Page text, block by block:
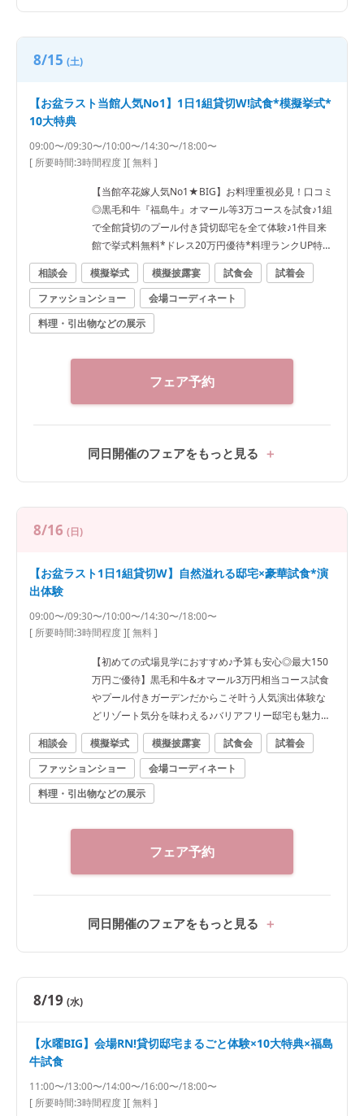
8/15 (土)
【お盆ラスト当館人気No1】1日1組貸切W!試食*模擬挙式*
10大特典
09:00〜/09:30〜/10:00〜/14:30〜/18:00〜
[ 所要時間:3時間程度][ 無料 ]
【当館卒花嫁人気No1★BIG】お料理重視必見！口コミ
◎黒毛和牛『福島牛』オマール等3万コースを試食♪1組
で全館貸切のプール付き貸切邸宅を全て体験♪1件目来
館で挙式料無料*ドレス20万円優待*料理ランクUP特典
♪ ●＼料理で選ばれてNo1★／福島県料理ランキング1
位★ゲストも大満足の料理を無料試食！3万相当福島牛
*オマール絶品コース試食★ ●郡山駅10分の好立地×非
日常感溢れるプール付き貸切一軒家で叶える完全プラ
イベートWをまるごと体験★ ・ガーデン演出体験★ド
●安心の相談会*実際に打合せを行っているプランナー
だから安心と好評★なんでもご質問ください★
相談会 模擬挙式 模擬披露宴 試食会
試着会
ファッションショー
会場コーディネート
料理・引出物などの展示
フェア予約
同日開催のフェアをもっと見る
8/16 (日)
【お盆ラスト1日1組貸切W】自然溢れる邸宅×豪華試食*演
出体験
09:00〜/09:30〜/10:00〜/14:30〜/18:00〜
[ 所要時間:3時間程度][ 無料 ]
【初めての式場見学におすすめ♪予算も安心◎最大150
万円ご優待】黒毛和牛&オマール3万円相当コース試食
やプール付きガーデンだからこそ叶う人気演出体験な
どリゾート気分を味わえる♪バリアフリー邸宅も魅力！
専属プランナーがふたりの不安や疑問を全て解消！イ
チから分かるBIGフェア★ぴったりなWをご提案★ ●
＼料理で選ばれてNo1★／福島県料理ランキング1位★
ゲストも大満足の料理を無料試食！3万相当福島牛*オ
マール絶品コース試食★ ●郡山駅10分の好立地×非日
ップ&フライ*バルーン演出 ・模擬挙式★全天候型*幻
想的な雲海演出&感動のチャペルムービー体験など ●
安心の相談会*実際に打合せを行っているプランナーだ
相談会 模擬挙式 模擬披露宴 試食会
試着会
ファッションショー
会場コーディネート
料理・引出物などの展示
フェア予約
同日開催のフェアをもっと見る
8/19 (水)
【水曜BIG】会場RN!貸切邸宅まるごと体験×10大特典×福島
牛試食
11:00〜/13:00〜/14:00〜/16:00〜/18:00〜
[ 所要時間:3時間程度][ 無料 ]